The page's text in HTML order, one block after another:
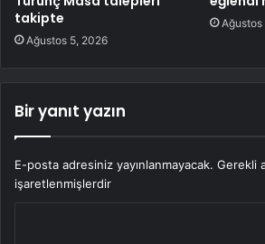
takipte
Ağustos 5, 2026
Bir yanıt yazın
E-posta adresiniz yayınlanmayacak. Gerekli
işaretlenmişlerdir